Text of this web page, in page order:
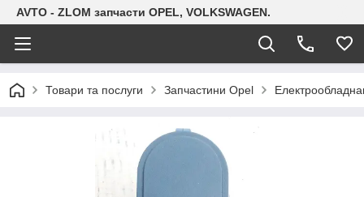
AVTO - ZLOM запчасти OPEL, VOLKSWAGEN.
Товари та послуги Запчастини Opel